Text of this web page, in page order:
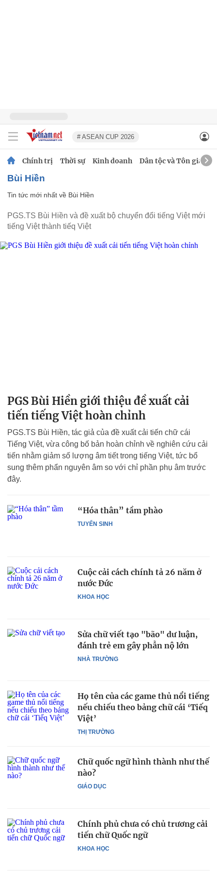
# ASEAN CUP 2026
Chính trị Thời sự Kinh doanh Dân tộc và Tôn giáo
Bùi Hiền
Tin tức mới nhất về Bùi Hiền
PGS.TS Bùi Hiền và đề xuất bộ chuyển đổi tiếng Việt mới
tiếng Việt thành tiếq Việt
PGS Bùi Hiền giới thiệu đề xuất cải
tiến tiếng Việt hoàn chỉnh
PGS.TS Bùi Hiền, tác giả của đề xuất cải tiến chữ cái
Tiếng Việt, vừa công bố bản hoàn chỉnh về nghiên cứu cải
tiến nhằm giảm số lượng âm tiết trong tiếng Việt, tức bổ
sung thêm phẩn nguyên âm so với chỉ phần phụ âm trước
đây.
TUYỂN SINH
“Hóa thân” tầm phào
KHOA HỌC
Cuộc cải cách chính tả 26 năm ở
nước Đức
NHÀ TRƯỜNG
Sửa chữ viết tạo "bão" dư luận,
đánh trẻ em gây phẫn nộ lớn
THỊ TRƯỜNG
Họ tên của các game thủ nổi tiếng
nếu chiếu theo bảng chữ cái ‘Tiếq
Việt’
GIÁO DỤC
Chữ quốc ngữ hình thành như thế
nào?
KHOA HỌC
Chính phủ chưa có chủ trương cải
tiến chữ Quốc ngữ